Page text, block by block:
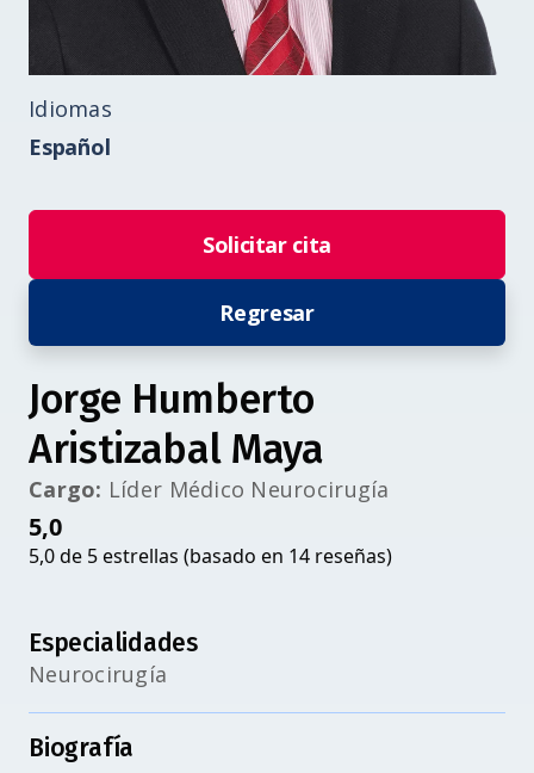
Idiomas
Español
Solicitar cita
Regresar
Jorge Humberto
Aristizabal Maya
Cargo: Líder Médico Neurocirugía
5,0
5,0 de 5 estrellas (basado en 14 reseñas)
Especialidades
Neurocirugía
Biografía